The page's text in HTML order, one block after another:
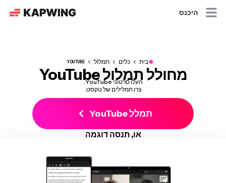
היכנס
●בית כלים תמלול YOUTUBE
מחולל תמלול YouTube
העלו סרטוני YouTube.
צרו תמלילים של טקסט.
תמלל YouTube
או, תנסה דוגמה